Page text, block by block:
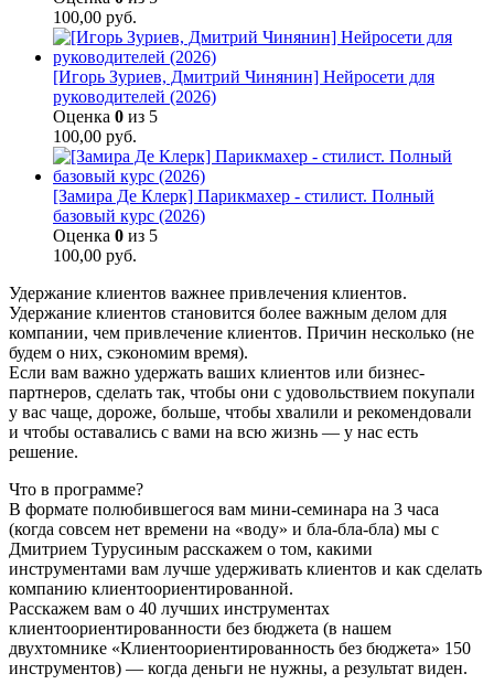
100,00 руб.
[Игорь Зуриев, Дмитрий Чинянин] Нейросети для
руководителей (2026)
Оценка 0 из 5
100,00 руб.
[Замира Де Клерк] Парикмахер - стилист. Полный
базовый курс (2026)
Оценка 0 из 5
100,00 руб.
Удержание клиентов важнее привлечения клиентов.
Удержание клиентов становится более важным делом для
компании, чем привлечение клиентов. Причин несколько (не
будем о них, сэкономим время).
Если вам важно удержать ваших клиентов или бизнес-
партнеров, сделать так, чтобы они с удовольствием покупали
у вас чаще, дороже, больше, чтобы хвалили и рекомендовали
и чтобы оставались с вами на всю жизнь — у нас есть
решение.
Что в программе?
В формате полюбившегося вам мини-семинара на 3 часа
(когда совсем нет времени на «воду» и бла-бла-бла) мы с
Дмитрием Турусиным расскажем о том, какими
инструментами вам лучше удерживать клиентов и как сделать
компанию клиентоориентированной.
Расскажем вам о 40 лучших инструментах
клиентоориентированности без бюджета (в нашем
двухтомнике «Клиентоориентированность без бюджета» 150
инструментов) — когда деньги не нужны, а результат виден.